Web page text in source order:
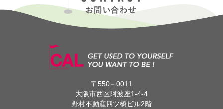
〒550－0011
大阪市西区阿波座1-4-4
野村不動産四ツ橋ビル2階